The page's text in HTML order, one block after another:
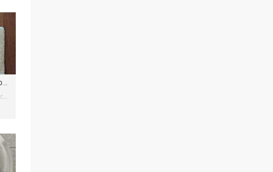
Baby Badetuch mit Kaputze